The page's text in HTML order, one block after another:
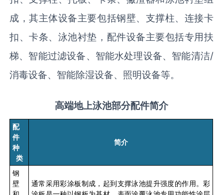
成，其主体设备主要包括钢壁、支撑柱、连接卡
扣、卡条、泳池衬垫，配件设备主要包括专用扶
梯、智能过滤设备、智能水处理设备、智能清洁/
消毒设备、智能除湿设备、照明设备等。
高端地上泳池部分配件简介
配
件
种
类
简介
钢
壁
通常采用彩涂板制成，起到支撑泳池提升强度的作用。彩